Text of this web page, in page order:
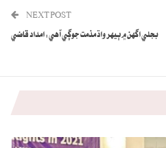
NEXT POST
بجلي اگهن ۾ ٻيهر واڌ مذمت جوڳي آهي: امداد قاضي